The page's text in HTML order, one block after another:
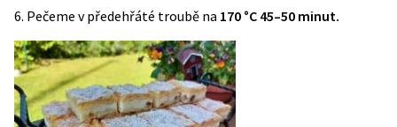
6. Pečeme v předehřáté troubě na 170 °C 45–50 minut.